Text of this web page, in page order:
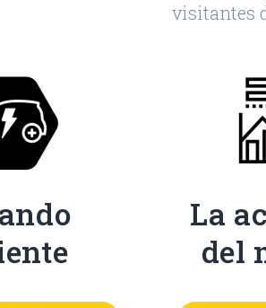
visitantes
La
del